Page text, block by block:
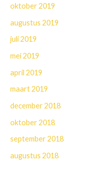
oktober 2019
augustus 2019
juli 2019
mei 2019
april 2019
maart 2019
december 2018
oktober 2018
september 2018
augustus 2018